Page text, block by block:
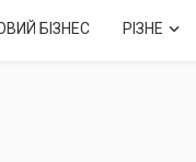
БІЗНЕС РІЗНЕ